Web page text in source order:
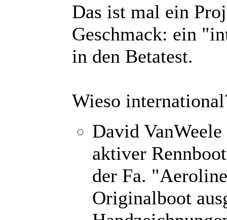
Das ist mal ein
Geschmack: ein
in den Betatest.
Wieso
David
aktiver
der Fa.
Originalboot